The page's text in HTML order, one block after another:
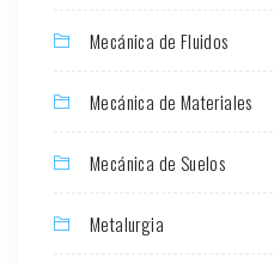
Mecánica de Fluidos
Mecánica de Materiales
Mecánica de Suelos
Metalurgia